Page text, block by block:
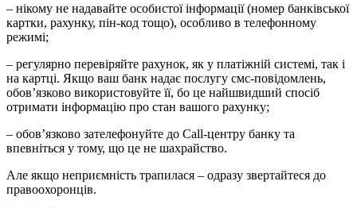
– нікому не надавайте особистої інформації (номер банківської
картки, рахунку, пін-код тощо), особливо в телефонному
режимі;
– регулярно перевіряйте рахунок, як у платіжній системі, так і
на картці. Якщо ваш банк надає послугу смс-повідомлень,
обов’язково використовуйте її, бо це найшвидший спосіб
отримати інформацію про стан вашого рахунку;
– обов’язково зателефонуйте до Call-центру банку та
впевніться у тому, що це не шахрайство.
Але якщо неприємність трапилася – одразу звертайтеся до
правоохоронців.